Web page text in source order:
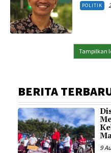
POLITIK
Tampilkan
BERITA
9